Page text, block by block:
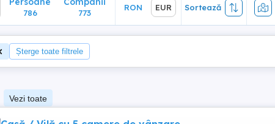
786 773
RON EUR Sortează
Șterge toate filtrele
Vezi toate